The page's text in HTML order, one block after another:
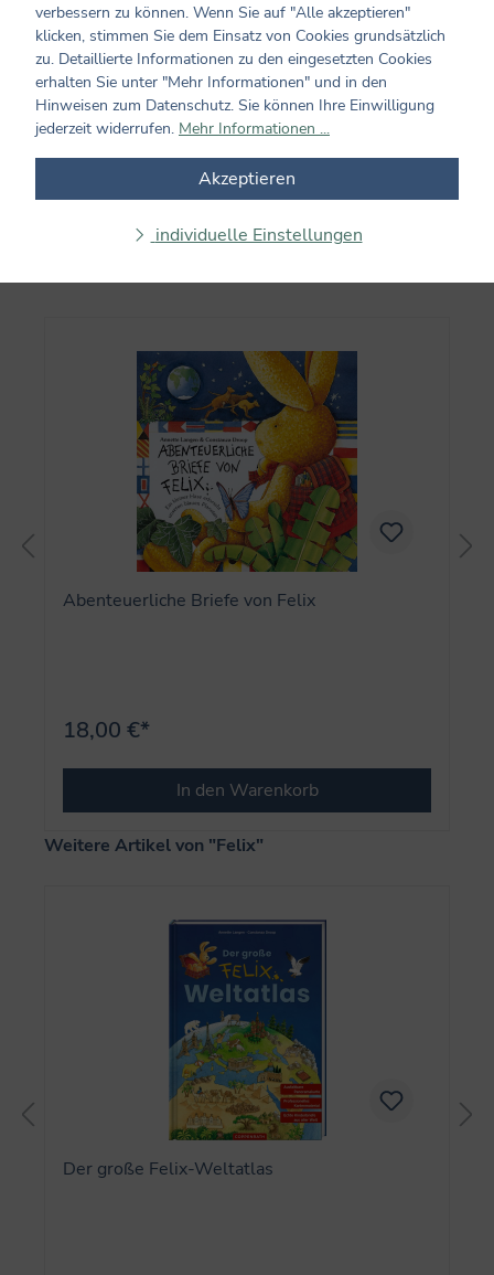
Bewertungen nur in der aktuellen Sprache anzeigen.
Keine Bewertungen gefunden. Teilen Sie Ihre
Auch beliebt...
Abenteuerliche Briefe von Felix
18,00 €*
In den Warenkorb
Produktgalerie überspringen
Weitere Artikel von "Felix"
Der große Felix-Weltatlas
verbessern zu können. Wenn Sie auf "Alle akzeptieren"
klicken, stimmen Sie dem Einsatz von Cookies grundsätzlich
zu. Detaillierte Informationen zu den eingesetzten Cookies
erhalten Sie unter "Mehr Informationen" und in den
Hinweisen zum Datenschutz. Sie können Ihre Einwilligung
jederzeit widerrufen. Mehr Informationen ...
Akzeptieren
individuelle Einstellungen